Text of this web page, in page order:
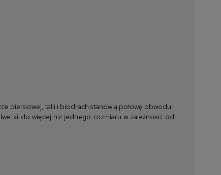
piersiowej, talii i biodrach stanowią połowę obwodu.
do więcej niż jednego rozmiaru w zależności od